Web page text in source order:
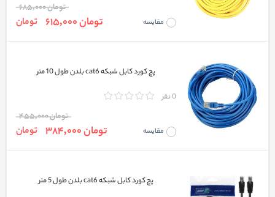
مقایسه
تومان 685,000
تومان 615,000 تومان
پچ کورد کابل شبکه cat6 بلدن طول 10 متر
0 نفر
مقایسه
تومان 455,000
تومان 384,000 تومان
پچ کورد کابل شبکه cat6 بلدن طول 5 متر